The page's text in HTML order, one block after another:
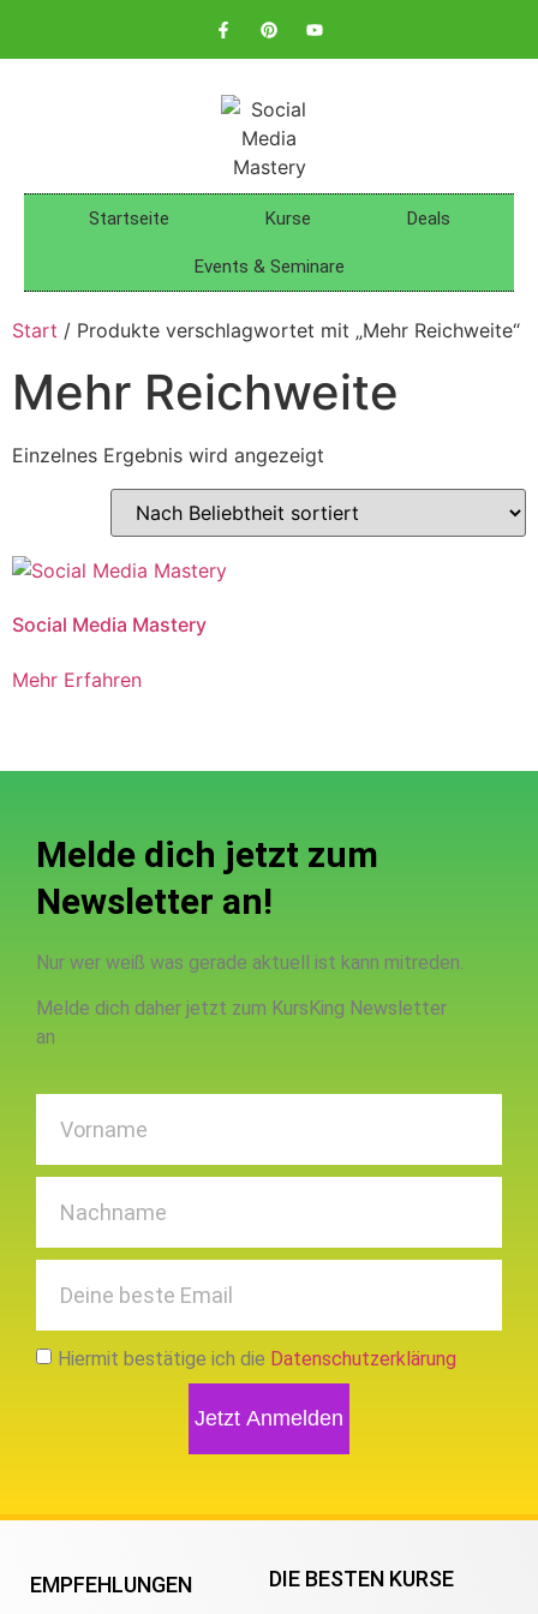
Startseite Kurse Deals
Events & Seminare
Start / Produkte verschlagwortet mit „Mehr Reichweite“
Mehr Reichweite
Einzelnes Ergebnis wird angezeigt
Social Media Mastery
Mehr Erfahren
Melde dich jetzt zum
Newsletter an!
Nur wer weiß was gerade aktuell ist kann mitreden.
Melde dich daher jetzt zum KursKing Newsletter
an
Hiermit bestätige ich die Datenschutzerklärung
Jetzt Anmelden
EMPFEHLUNGEN DIE BESTEN KURSE